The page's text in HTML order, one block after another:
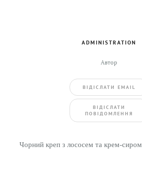
ADMINISTRATION
Автор
ВIДIСЛАТИ EMAIL
BIДIСЛАТИ
ПОВIДОМЛЕННЯ
Чорний креп з лососем та крем-сиром